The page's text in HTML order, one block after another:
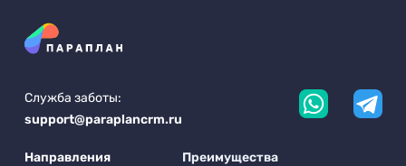
Служба заботы:
support@paraplancrm.ru
Направления
Преимущества